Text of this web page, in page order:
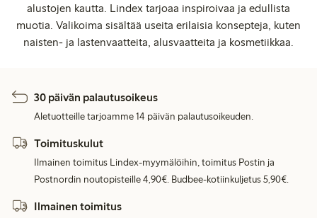
alustojen kautta. Lindex tarjoaa inspiroivaa ja edullista
muotia. Valikoima sisältää useita erilaisia konsepteja, kuten
naisten- ja lastenvaatteita, alusvaatteita ja kosmetiikkaa.
30 päivän palautusoikeus
Aletuotteille tarjoamme 14 päivän palautusoikeuden.
Toimituskulut
Ilmainen toimitus Lindex-myymälöihin, toimitus Postin ja
Postnordin noutopisteille 4,90€. Budbee-kotiinkuljetus 5,90€.
Ilmainen toimitus